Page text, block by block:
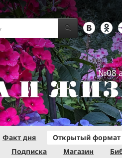
№08
Факт дня
Открытый формат
Подписка Магазин